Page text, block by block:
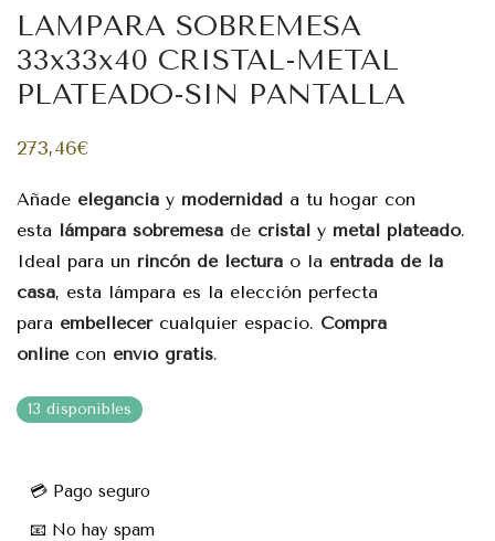
LAMPARA SOBREMESA
33x33x40 CRISTAL-METAL
PLATEADO-SIN PANTALLA
273,46€
Añade elegancia y modernidad a tu hogar con
esta lámpara sobremesa de cristal y metal plateado.
Ideal para un rincón de lectura o la entrada de la
casa, esta lámpara es la elección perfecta
para embellecercualquier espacio. Compra
onlinecon envío gratis.
13 disponibles
💳 Pago seguro
📧 No hay spam